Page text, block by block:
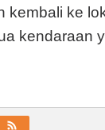
kembali ke
kendaraan